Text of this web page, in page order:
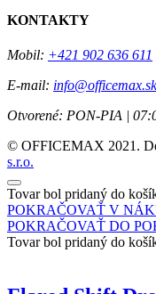
KONTAKTY
Mobil: +421 902 636 611
E-mail: info@officemax.sk
Otvorené: PON-PIA |
© OFFICEMAX 2021.
s.r.o.
Tovar bol pridaný do
POKRAČOVAŤ V
POKRAČOVAŤ DO
Tovar bol pridaný do